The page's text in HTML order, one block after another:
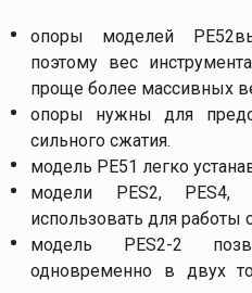
опоры моделей
поэтому вес
проще более массивных
опоры нужны для
сильного сжатия.
модель РЕ51 легко
модели PES2,
использовать для работы
модель PES2-2
одновременно в двух